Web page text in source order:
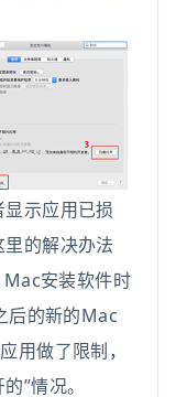
示应用已损
的解决办法
Mac安装软件时
后的新的Mac
用做了限制，
”情况。